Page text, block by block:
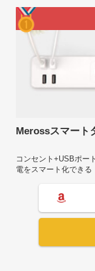
Merossスマート
コンセント+USBポー
電をスマート化できる